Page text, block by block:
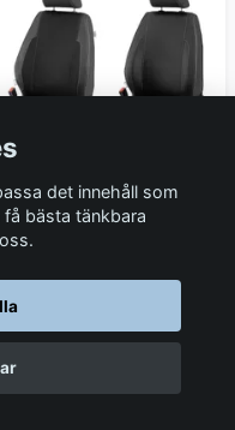
Bilklädsel framsäte
Proace / Movano /
Boxer / Jumper /
Ducato
3 175 kr
det innehåll som
bästa tänkbara